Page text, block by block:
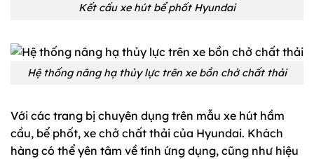
Kết cấu xe hút bể phốt Hyundai
Hệ thống nâng hạ thủy lực trên xe bồn chở chất thải
Với các trang bị chuyên dụng trên mẫu xe hút hầm
cầu, bể phốt, xe chở chất thải của Hyundai. Khách
hàng có thể yên tâm về tính ứng dụng, cũng như hiệu